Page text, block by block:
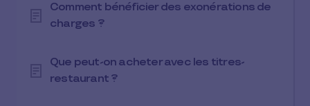
Comment bénéficier des exonérations de
charges ?
Que peut-on acheter avec les titres-
restaurant ?